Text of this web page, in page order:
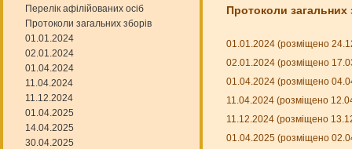
Перелік афілійованих осіб
Протоколи загальних зборів
01.01.2024
02.01.2024
01.04.2024
11.04.2024
11.12.2024
01.04.2025
14.04.2025
30.04.2025
Протоколи загальних
01.01.2024 (розміщено
02.01.2024 (розміщено
01.04.2024 (розміщено
11.04.2024 (розміщено
11.12.2024 (розміщено
01.04.2025 (розміщено